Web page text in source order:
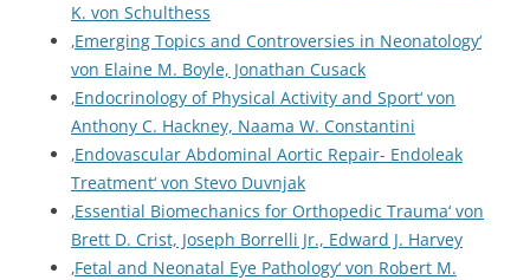
K. von Schulthess
‚Emerging Topics and Controversies in Neonatology‘
von Elaine M. Boyle, Jonathan Cusack
‚Endocrinology of Physical Activity and Sport‘ von
Anthony C. Hackney, Naama W. Constantini
‚Endovascular Abdominal Aortic Repair- Endoleak
Treatment‘ von Stevo Duvnjak
‚Essential Biomechanics for Orthopedic Trauma‘ von
Brett D. Crist, Joseph Borrelli Jr., Edward J. Harvey
‚Fetal and Neonatal Eye Pathology‘ von Robert M.